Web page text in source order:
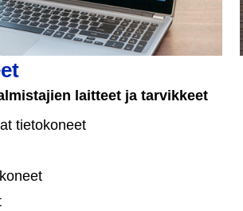
laitteet ja tarvikkeet
tietokoneet